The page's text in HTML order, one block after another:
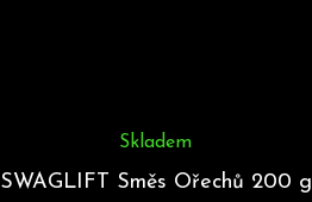
SWAGLIFT Směs Ořechů 200 g
Skladem